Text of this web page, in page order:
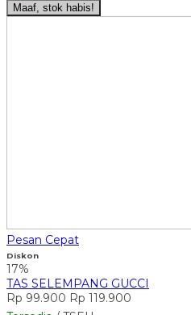
Maaf, stok habis!
Pesan Cepat
Diskon
17%
TAS SELEMPANG GUCCI
Rp 99.900 Rp 119.900